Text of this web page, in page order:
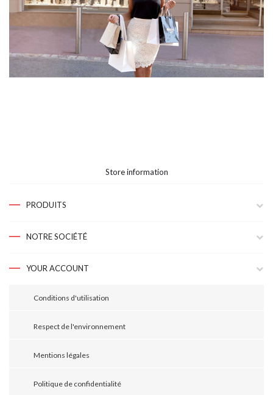
Store information
PRODUITS
NOTRE SOCIÉTÉ
YOUR ACCOUNT
Conditions d'utilisation
Respect de l'environnement
Mentions légales
Politique de confidentialité